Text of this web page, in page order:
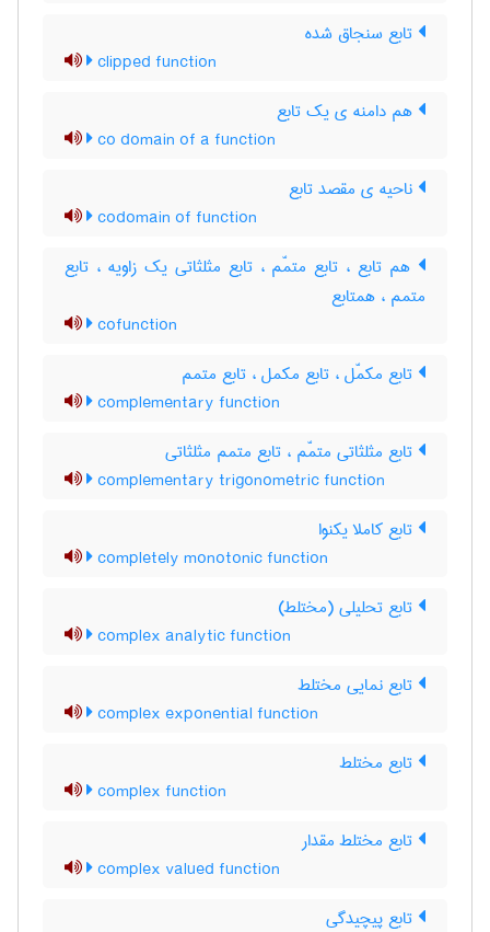
تابع سنجاق شده
clipped function
هم دامنه ی یک تابع
co domain of a function
ناحیه ی مقصد تابع
codomain of function
هم تابع ، تابع متمّم ، تابع مثلثاتی یک زاویه ، تابع
متمم ، همتابع
cofunction
تابع مکمّل ، تابع مکمل ، تابع متمم
complementary function
تابع مثلثاتی متمّم ، تابع متمم مثلثاتی
complementary trigonometric function
تابع کاملا یکنوا
completely monotonic function
تابع تحلیلی (مختلط)
complex analytic function
تابع نمایی مختلط
complex exponential function
تابع مختلط
complex function
تابع مختلط مقدار
complex valued function
تابع پیچیدگی